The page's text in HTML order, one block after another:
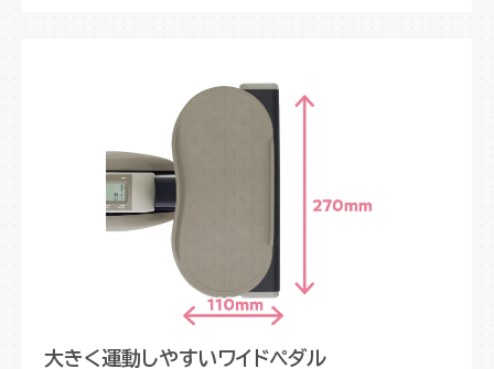
大きく運動しやすいワイドペダル